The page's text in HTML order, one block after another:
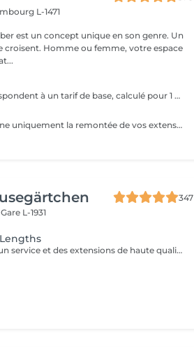
L-1471
est un concept unique en son genre. Un
croisent. Homme ou femme, votre espace
Les prix indiqués correspondent à un tarif de base, calculé pour 1 rangée avec 2 mèches, soit le minimum pour un apport de volume uniquement. Un diagnostic personnalisé est réalisé avant chaque prestation. Le tarif final varie en fonction : - de la densité de vos cheveux, -de leur longueur, -du nombre de rangées nécessaires -du résultat souhaité.
Ce rendez vous concerne uniquement la remontée de vos extensions déjà posées. Aucune nouvelle installation incluse, pour une pose complète ou de nouveaux cheveux, merci de réserver le service "nouvelle pose"
347
Gare L-1931
Nous vous proposons un service et des extensions de haute qualité, en collaborant avec la marque exclusive Great Lengths! En cas de questions veuillez appeler au +352 26 35 02 89 Devis gratuit!